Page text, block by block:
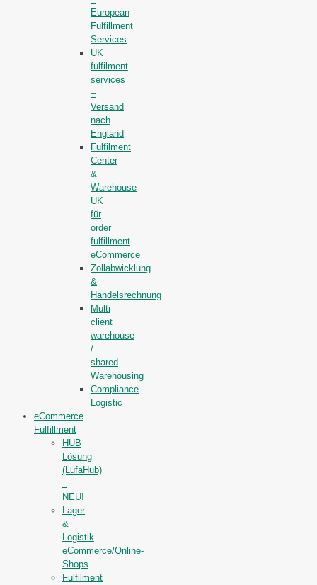
European
Fulfillment
Services
UK
fulfilment
services
–
Versand
nach
England
Fulfilment
Center
&
Warehouse
UK
für
order
fulfillment
eCommerce
Zollabwicklung
&
Handelsrechnung
Multi
client
warehouse
/
shared
Warehousing
Compliance
Logistic
eCommerce
Fulfillment
HUB
Lösung
(LufaHub)
–
NEU!
Lager
&
Logistik
eCommerce/Online-
Shops
Fulfilment